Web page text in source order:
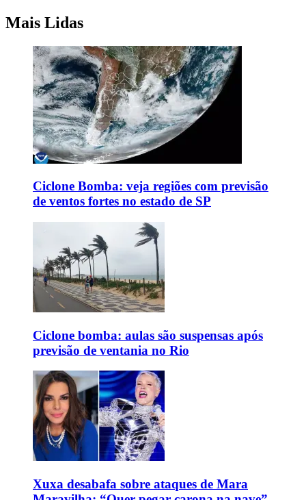
Mais Lidas
Ciclone Bomba: veja regiões com previsão
de ventos fortes no estado de SP
Ciclone bomba: aulas são suspensas após
previsão de ventania no Rio
Xuxa desabafa sobre ataques de Mara